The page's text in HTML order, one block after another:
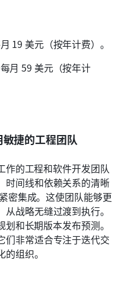
19 美元（按年计费）。
月 59 美元（按年计
捷的工程团队
作的工程和软件开发团队
时间线和依赖关系的清晰
集成。这使团队能够更
战略无缝过渡到执行。
和长期版本发布预测。
们非常适合专注于迭代交
组织。